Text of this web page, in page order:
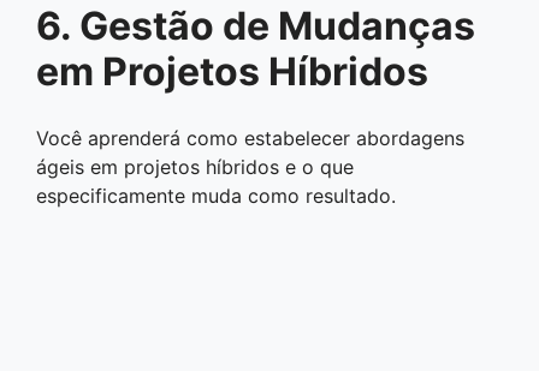
6. Gestão de Mudanças
em Projetos Híbridos
Você aprenderá como estabelecer abordagens
ágeis em projetos híbridos e o que
especificamente muda como resultado.